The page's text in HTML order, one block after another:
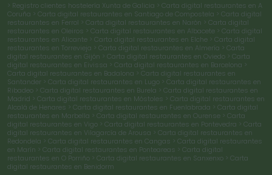
> Registro clientes hostelería Xunta de Galicia > Carta digital restaurantes en A
Coruña > Carta digital restaurantes en Santiago de Compostela > Carta digital
restaurantes en Ferrol > Carta digital restaurantes en Narón > Carta digital
restaurantes en Oleiros > Carta digital restaurantes en Albacete > Carta digital
restaurantes en Alicante > Carta digital restaurantes en Elche > Carta digital
restaurantes en Torrevieja > Carta digital restaurantes en Almería > Carta
digital restaurantes en Gijón > Carta digital restaurantes en Oviedo > Carta
digital restaurantes en Eivissa > Carta digital restaurantes en Barcelona >
Carta digital restaurantes en Badalona > Carta digital restaurantes en
Santander > Carta digital restaurantes en Lugo > Carta digital restaurantes en
Ribadeo > Carta digital restaurantes en Burela > Carta digital restaurantes en
Madrid > Carta digital restaurantes en Móstoles > Carta digital restaurantes en
Alcalá de Henares > Carta digital restaurantes en Fuenlabrada > Carta digital
restaurantes en Marbella > Carta digital restaurantes en Ourense > Carta
digital restaurantes en Vigo > Carta digital restaurantes en Pontevedra > Carta
digital restaurantes en Vilagarcía de Arousa > Carta digital restaurantes en
Redondela > Carta digital restaurantes en Cangas > Carta digital restaurantes
en Marín > Carta digital restaurantes en Ponteareas > Carta digital
restaurantes en O Porriño > Carta digital restaurantes en Sanxenxo > Carta
digital restaurantes en Benidorm